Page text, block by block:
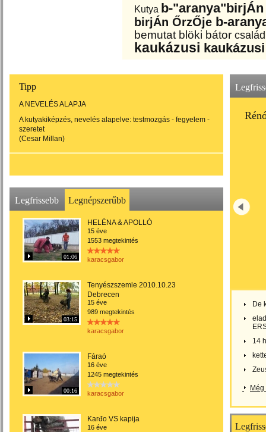
Kutya b-
birjÁn ŐrzŐje b-
bemutat blöki bátor család
kaukázusi
Tipp
A NEVELÉS ALAPJA
A kutyakiképzés, nevelés alapelve: testmozgás - fegyelem -
szeretet
(Cesar Millan)
Legfrissebb Legnépszerűbb
01:06
HELÉNA & APOLLÓ
15 éve
1553 megtekintés
karacsgabor
03:15
Tenyészszemle 2010.10.23
Debrecen
15 éve
989 megtekintés
karacsgabor
00:16
Fáraó
16 éve
1245 megtekintés
karacsgabor
Karđo VS kapija
16 éve
De
14